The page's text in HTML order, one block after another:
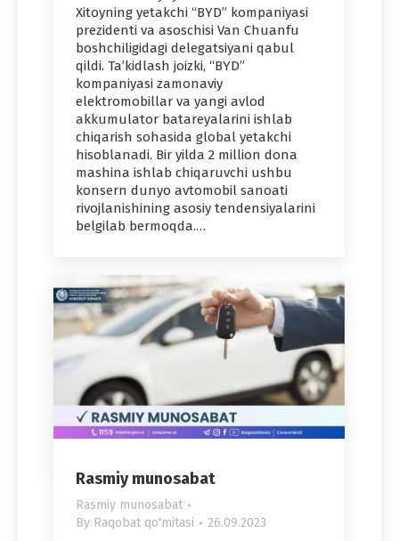
Xitoyning yetakchi “BYD” kompaniyasi
prezidenti va asoschisi Van Chuanfu
boshchiligidagi delegatsiyani qabul
qildi. Ta’kidlash joizki, “BYD”
kompaniyasi zamonaviy
elektromobillar va yangi avlod
akkumulator batareyalarini ishlab
chiqarish sohasida global yetakchi
hisoblanadi. Bir yilda 2 million dona
mashina ishlab chiqaruvchi ushbu
konsern dunyo avtomobil sanoati
rivojlanishining asosiy tendensiyalarini
belgilab bermoqda.…
Rasmiy munosabat
Rasmiy munosabat
By Raqobat qo'mitasi 26.09.2023